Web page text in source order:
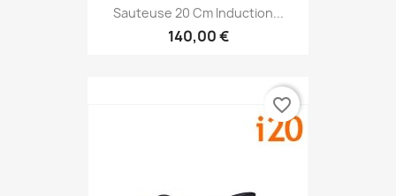
Sauteuse 20 Cm Induction...
140,00 €
favorite_border